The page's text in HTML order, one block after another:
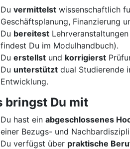
Du vermittelst wissenschaftlich
Geschäftsplanung, Finanzierung
Du bereitest
findest Du im Modulhandbuch).
Du erstellst und korrigierst
Du unterstützt dual Studierende
Entwicklung.
bringst Du mit
Du hast ein abgeschlossenes
einer Bezugs- und
Du verfügst über praktische